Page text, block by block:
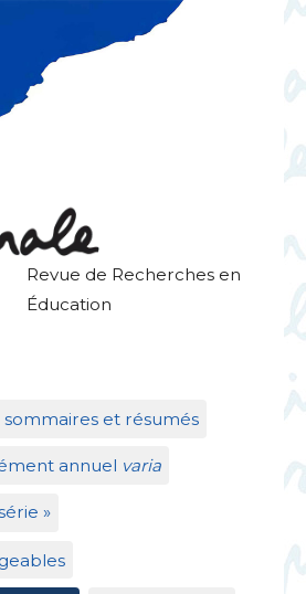
Revue de Recherches en
Éducation
et résumés
annuel varia
»